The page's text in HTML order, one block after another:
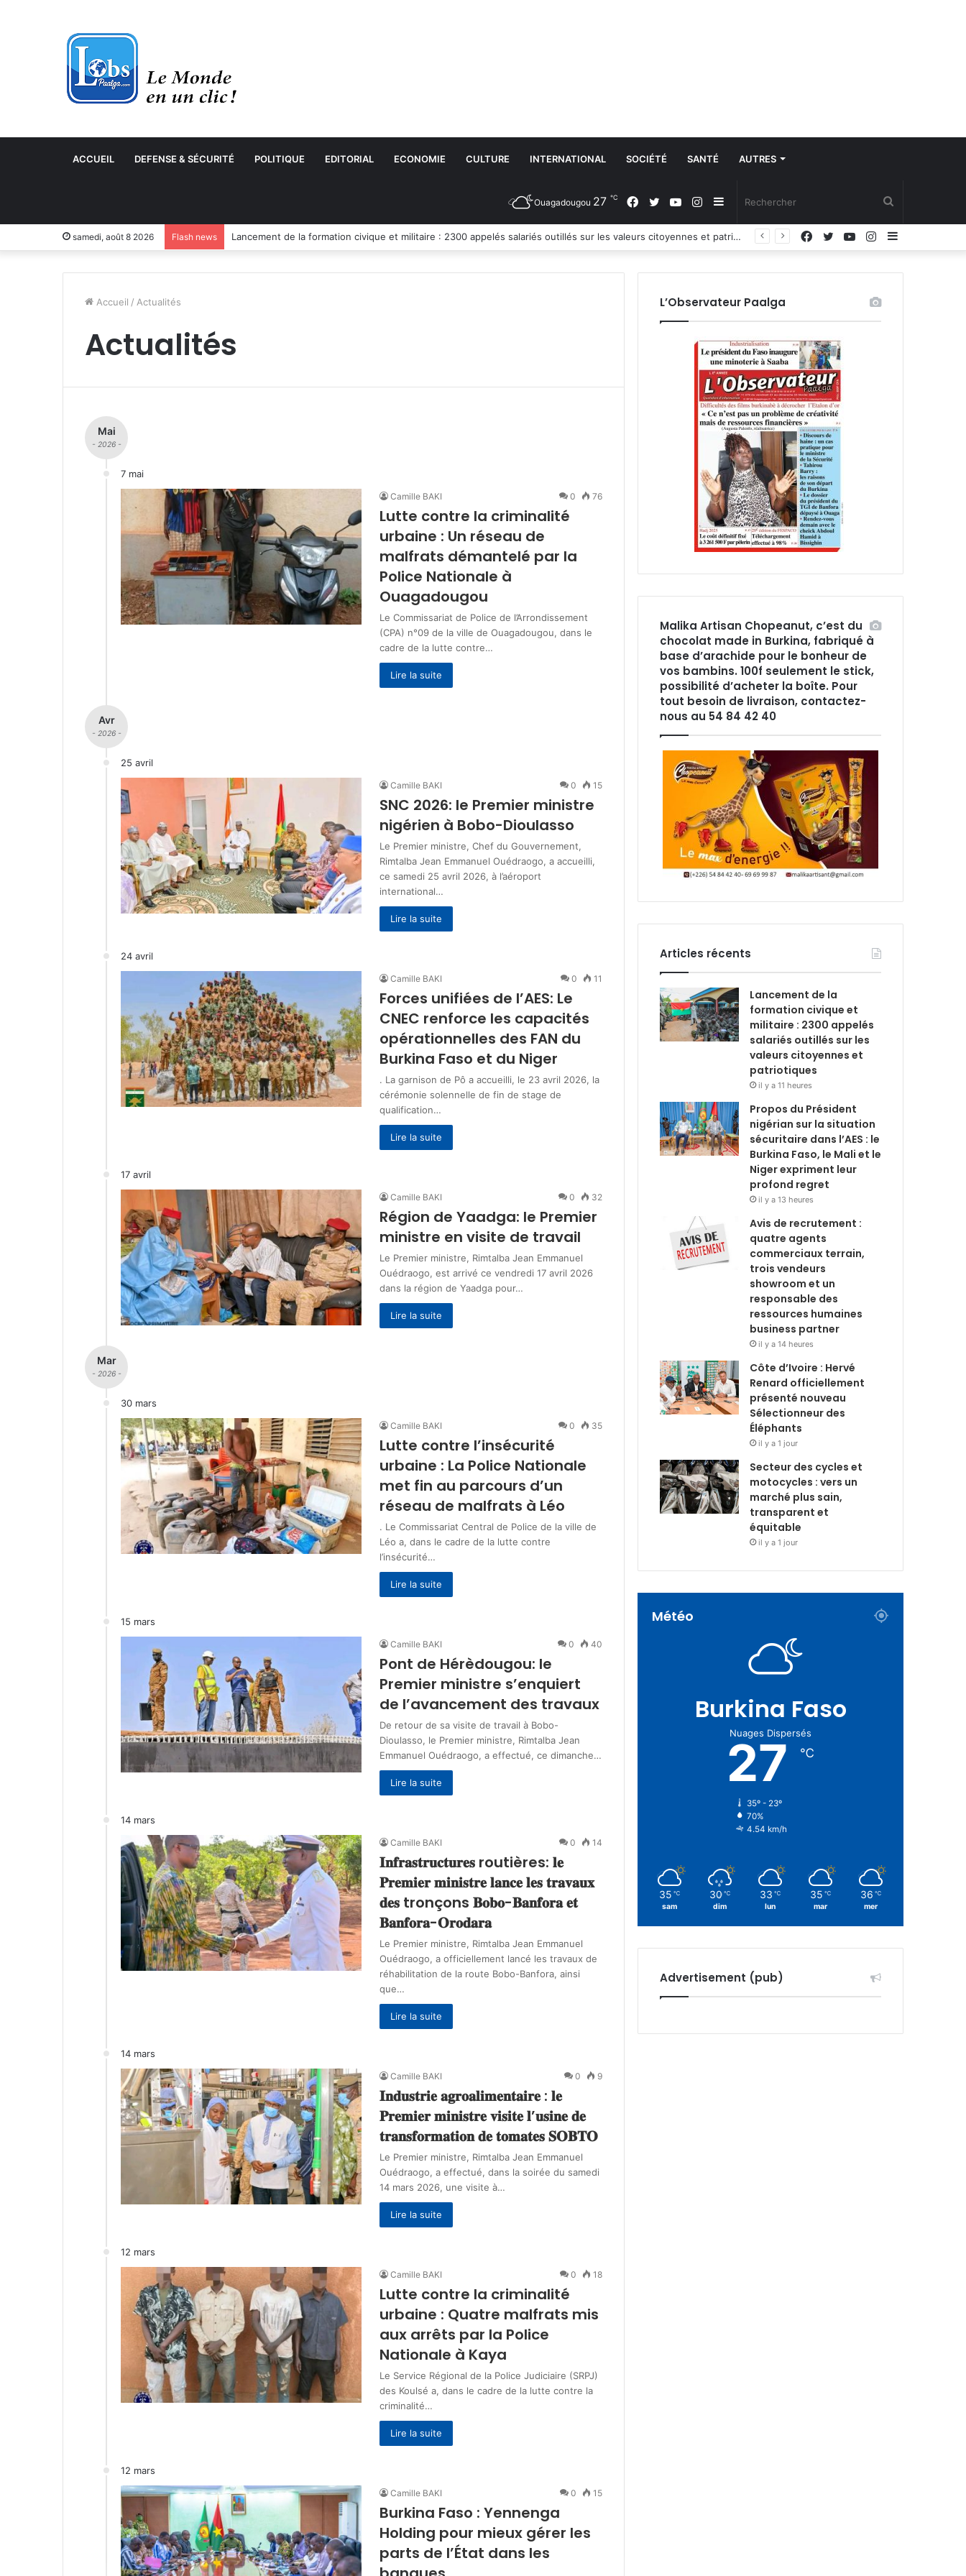
ACCUEIL DEFENSE & SÉCURITÉ POLITIQUE EDITORIAL ECONOMIE CULTURE INTERNATIONAL SOCIÉTÉ SANTÉ AUTRES
Sidebar
(barre
Instagram
YouTube
Twitter
Facebook
Ouagadougou 27 ℃
samedi, août 8 2026 Flash news Propos du Président nigérian sur la situation sécuritaire dans l’AES : le Burkina Faso, le Mali et le Niger expriment leur profond regret Instagram
YouTube
Twitter
Facebook
Accueil / Actualités
Actualités
Mai
- 2026 -
7 mai
Camille BAKI 0 76
Lutte contre la criminalité
urbaine : Un réseau de
malfrats démantelé par la
Police Nationale à
Ouagadougou
Le Commissariat de Police de l’Arrondissement
(CPA) n°09 de la ville de Ouagadougou, dans le
cadre de la lutte contre…
Lire la suite
Avr
- 2026 -
25 avril
Camille BAKI 0 15
SNC 2026: le Premier ministre
nigérien à Bobo-Dioulasso
‎Le Premier ministre, Chef du Gouvernement,
Rimtalba Jean Emmanuel Ouédraogo, a accueilli,
ce samedi 25 avril 2026, à l’aéroport
international…
Lire la suite
24 avril
Camille BAKI 0 11
Forces unifiées de l’AES: Le
CNEC renforce les capacités
opérationnelles des FAN du
Burkina Faso et du Niger
. La garnison de Pô a accueilli, le 23 avril 2026, la
cérémonie solennelle de fin de stage de
qualification…
Lire la suite
17 avril
Camille BAKI 0 32
Région de Yaadga: le Premier
ministre en visite de travail
Le Premier ministre, Rimtalba Jean Emmanuel
Ouédraogo, est arrivé ce vendredi 17 avril 2026
dans la région de Yaadga pour…
Lire la suite
Mar
- 2026 -
30 mars
Camille BAKI 0 35
Lutte contre l’insécurité
urbaine : La Police Nationale
met fin au parcours d’un
réseau de malfrats à Léo
. Le Commissariat Central de Police de la ville de
Léo a, dans le cadre de la lutte contre
l’insécurité…
Lire la suite
15 mars
Camille BAKI 0 40
Pont de Hérèdougou: le
Premier ministre s’enquiert
de l’avancement des travaux
‎‎De retour de sa visite de travail à Bobo-
Dioulasso, le Premier ministre, Rimtalba Jean
Emmanuel Ouédraogo, a effectué, ce dimanche…
Lire la suite
14 mars
Camille BAKI 0 14
𝐈𝐧𝐟𝐫𝐚𝐬𝐭𝐫𝐮𝐜𝐭𝐮𝐫𝐞𝐬 routières: 𝐥𝐞
𝐏𝐫𝐞𝐦𝐢𝐞𝐫 𝐦𝐢𝐧𝐢𝐬𝐭𝐫𝐞 𝐥𝐚𝐧𝐜𝐞 𝐥𝐞𝐬 𝐭𝐫𝐚𝐯𝐚𝐮𝐱
𝐝𝐞𝐬 tronçons 𝐁𝐨𝐛𝐨-𝐁𝐚𝐧𝐟𝐨𝐫𝐚 𝐞𝐭
𝐁𝐚𝐧𝐟𝐨𝐫𝐚-𝐎𝐫𝐨𝐝𝐚𝐫𝐚
‎‎Le Premier ministre, Rimtalba Jean Emmanuel
Ouédraogo, a officiellement lancé les travaux de
réhabilitation de la route Bobo-Banfora, ainsi
que…
Lire la suite
14 mars
Camille BAKI 0 9
𝐈𝐧𝐝𝐮𝐬𝐭𝐫𝐢𝐞 𝐚𝐠𝐫𝐨𝐚𝐥𝐢𝐦𝐞𝐧𝐭𝐚𝐢𝐫𝐞 : 𝐥𝐞
𝐏𝐫𝐞𝐦𝐢𝐞𝐫 𝐦𝐢𝐧𝐢𝐬𝐭𝐫𝐞 𝐯𝐢𝐬𝐢𝐭𝐞 𝐥’𝐮𝐬𝐢𝐧𝐞 𝐝𝐞
𝐭𝐫𝐚𝐧𝐬𝐟𝐨𝐫𝐦𝐚𝐭𝐢𝐨𝐧 𝐝𝐞 𝐭𝐨𝐦𝐚𝐭𝐞𝐬 𝐒𝐎𝐁𝐓𝐎
‎‎Le Premier ministre, Rimtalba Jean Emmanuel
Ouédraogo, a effectué, dans la soirée du samedi
14 mars 2026, une visite à…
Lire la suite
12 mars
Camille BAKI 0 18
Lutte contre la criminalité
urbaine : Quatre malfrats mis
aux arrêts par la Police
Nationale à Kaya
Le Service Régional de la Police Judiciaire (SRPJ)
des Koulsé a, dans le cadre de la lutte contre la
criminalité…
Lire la suite
12 mars
Camille BAKI 0 15
Burkina Faso : Yennenga
Holding pour mieux gérer les
parts de l’État dans les
L’Observateur Paalga
Malika Artisan Chopeanut, c’est du
chocolat made in Burkina, fabriqué à
base d’arachide pour le bonheur de
vos bambins. 100f seulement le stick,
possibilité d’acheter la boîte. Pour
tout besoin de livraison, contactez-
nous au 54 84 42 40
Articles récents
Lancement de la
formation civique et
militaire : 2300 appelés
salariés outillés sur les
valeurs citoyennes et
patriotiques
il y a 11 heures
Propos du Président
nigérian sur la situation
sécuritaire dans l’AES : le
Burkina Faso, le Mali et le
Niger expriment leur
profond regret
il y a 13 heures
Avis de recrutement :
quatre agents
commerciaux terrain,
trois vendeurs
showroom et un
responsable des
ressources humaines
business partner
il y a 14 heures
Côte d’Ivoire : Hervé
Renard officiellement
présenté nouveau
Sélectionneur des
Éléphants
il y a 1 jour
Secteur des cycles et
motocycles : vers un
marché plus sain,
transparent et
équitable
il y a 1 jour
Météo
Burkina Faso
Nuages Dispersés
27 ℃
35º - 23º
70%
4.54 km/h
35 ℃
sam
30 ℃
dim
33 ℃
lun
35 ℃
mar
36 ℃
mer
Advertisement (pub)